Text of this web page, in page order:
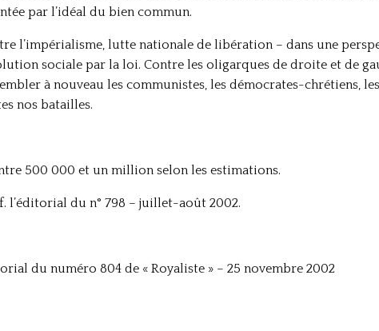
par l’idéal du bien commun.
l’impérialisme, lutte nationale de libération – dans une
sociale par la loi. Contre les oligarques de droite et de
à nouveau les communistes, les démocrates-chrétiens,
nos batailles.
500 000 et un million selon les estimations.
l’éditorial du n° 798 – juillet-août 2002.
du numéro 804 de « Royaliste » – 25 novembre 2002